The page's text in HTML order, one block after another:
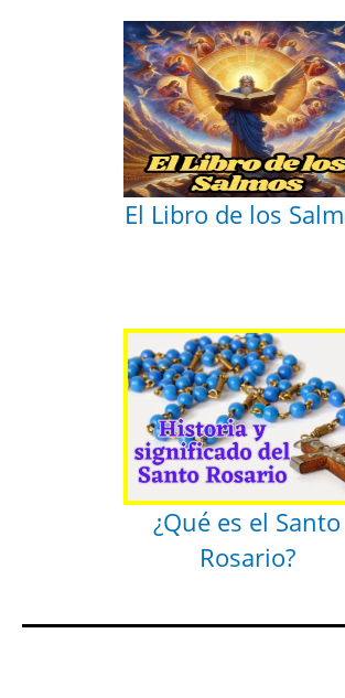
El Libro de los
¿Qué es el Santo
Rosario?